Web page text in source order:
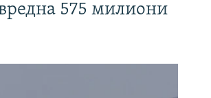
575 милиони